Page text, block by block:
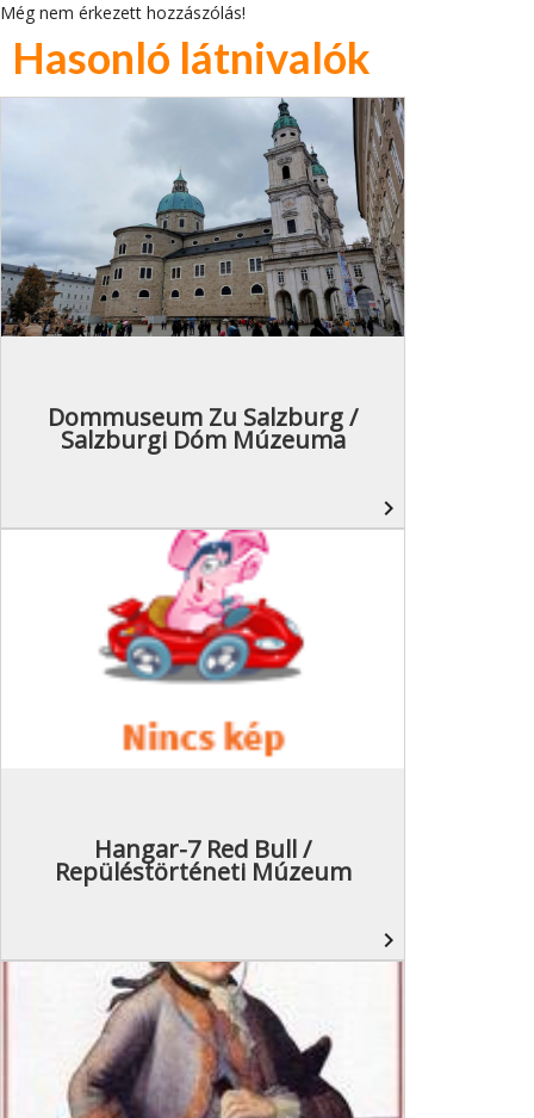
Még nem érkezett hozzászólás!
Hasonló látnivalók
Dommuseum Zu Salzburg /
Salzburgi Dóm Múzeuma
navigate_next
Hangar-7 Red Bull /
Repüléstörténeti Múzeum
navigate_next